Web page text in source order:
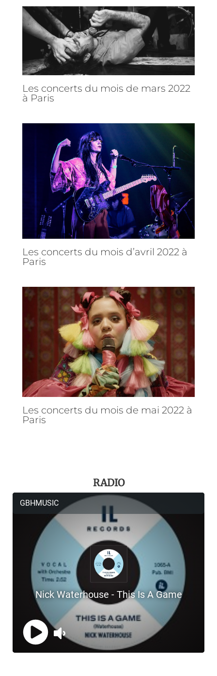
Les concerts du mois de mars 2022
à Paris
Les concerts du mois d’avril 2022 à
Paris
Les concerts du mois de mai 2022 à
Paris
RADIO